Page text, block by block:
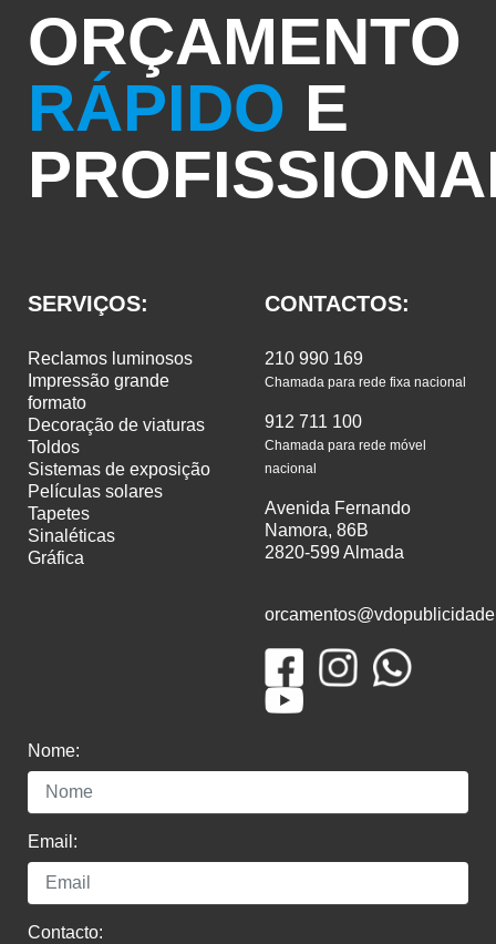
ORÇAMENTO
RÁPIDO E
SERVIÇOS:
reclamos luminosos
formato
decoração de viaturas
toldos
sistemas de exposição
películas solares
tapetes
sinaléticas
gráfica
CONTACTOS:
210 990 169
Chamada para rede fixa nacional
912 711 100
Chamada para rede móvel
nacional
Avenida Fernando
Namora, 86B
2820-599 Almada
Nome:
Email:
Contacto: